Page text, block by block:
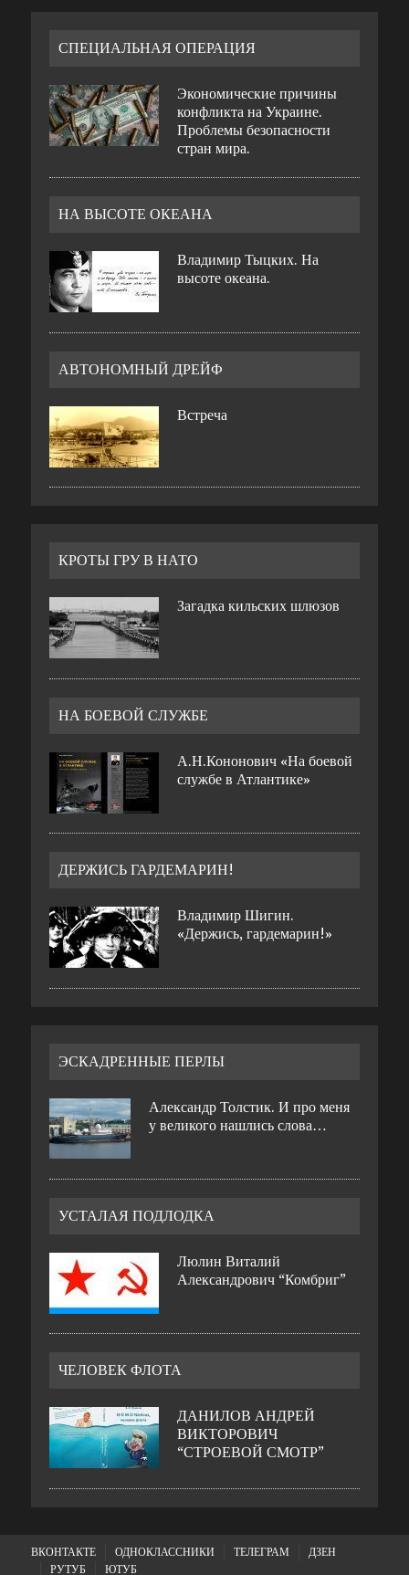
СПЕЦИАЛЬНАЯ ОПЕРАЦИЯ
Экономические причины
конфликта на Украине.
Проблемы безопасности
стран мира.
НА ВЫСОТЕ ОКЕАНА
Владимир Тыцких. На
высоте океана.
АВТОНОМНЫЙ ДРЕЙФ
Встреча
КРОТЫ ГРУ В НАТО
Загадка кильских шлюзов
НА БОЕВОЙ СЛУЖБЕ
А.Н.Кононович «На боевой
службе в Атлантике»
ДЕРЖИСЬ ГАРДЕМАРИН!
Владимир Шигин.
«Держись, гардемарин!»
ЭСКАДРЕННЫЕ ПЕРЛЫ
Александр Толстик. И про меня
у великого нашлись слова…
УСТАЛАЯ ПОДЛОДКА
Люлин Виталий
Александрович “Комбриг”
ЧЕЛОВЕК ФЛОТА
ДАНИЛОВ АНДРЕЙ
ВИКТОРОВИЧ
“СТРОЕВОЙ СМОТР”
ВКОНТАКТЕ ОДНОКЛАССНИКИ ТЕЛЕГРАМ
ДЗЕН
РУТУБ
ЮТУБ